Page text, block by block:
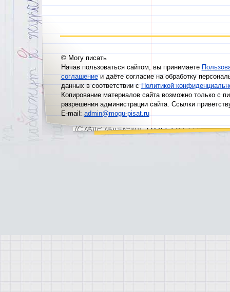
© Могу писать
Начав пользоваться сайтом, вы принимаете
соглашениеи даёте согласие на обработку
данных в соответствии сПолитикой
Копирование материалов сайта возможно только с
разрешения администрации сайта. Ссылки
E-mail:admin@mogu-pisat.ru